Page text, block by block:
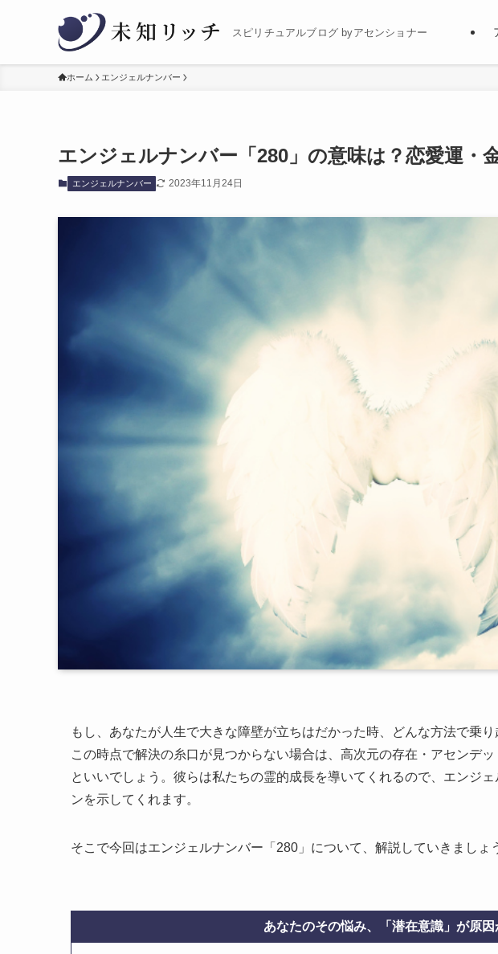
スピリチュアルブログ byアセンショナー
ホーム エンジェルナンバー
エンジェルナンバー「280」の意味は？恋愛運・
エンジェルナンバー 2023年11月24日
もし、あなたが人生で大きな障壁が立ちはだかった時、どんな方法で乗
この時点で解決の糸口が見つからない場合は、高次元の存在・アセンデ
といいでしょう。彼らは私たちの霊的成長を導いてくれるので、エンジ
ンを示してくれます。
そこで今回はエンジェルナンバー「280」について、解説していきましょ
あなたのその悩み、「潜在意識」が原因